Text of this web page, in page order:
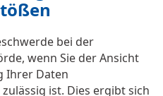
bei der
wenn Sie der Ansicht
Ihrer Daten
ist. Dies ergibt sich